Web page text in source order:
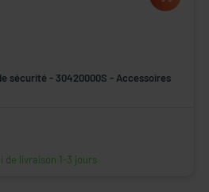
sécurité - 30420000S - Accessoires
de livraison 1-3 jours